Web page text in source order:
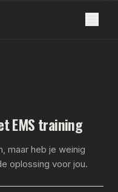
EMS training
maar heb je weinig
oplossing voor jou.